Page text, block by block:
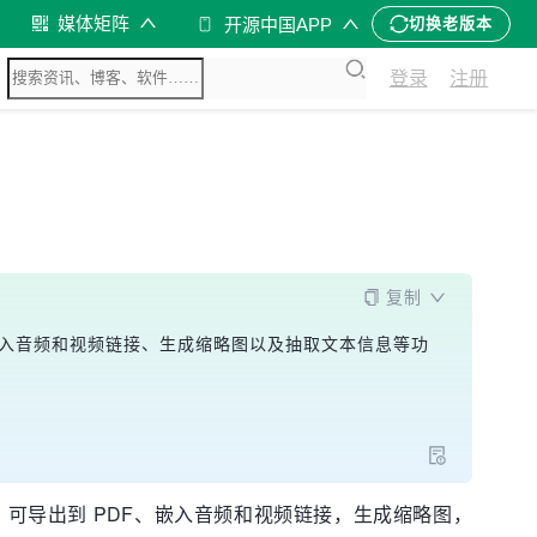
媒体矩阵 开源中国APP 切换老版本
登录 注册
复制
音频和视频链接、生成缩略图以及抽取文本信息等功
导出到 PDF、嵌入音频和视频链接，生成缩略图，